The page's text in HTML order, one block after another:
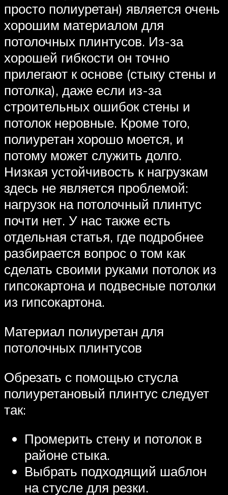
просто полиуретан) является очень
хорошим материалом для
потолочных плинтусов. Из-за
хорошей гибкости он точно
прилегают к основе (стыку стены и
потолка), даже если из-за
строительных ошибок стены и
потолок неровные. Кроме того,
полиуретан хорошо моется, и
потому может служить долго.
Низкая устойчивость к нагрузкам
здесь не является проблемой:
нагрузок на потолочный плинтус
почти нет. У нас также есть
отдельная статья, где подробнее
разбирается вопрос о том как
сделать своими руками потолок из
гипсокартона и подвесные потолки
из гипсокартона.
Материал полиуретан для
потолочных плинтусов
Обрезать с помощью стусла
полиуретановый плинтус следует
так:
Промерить стену и потолок в
районе стыка.
Выбрать подходящий шаблон
на стусле для резки.